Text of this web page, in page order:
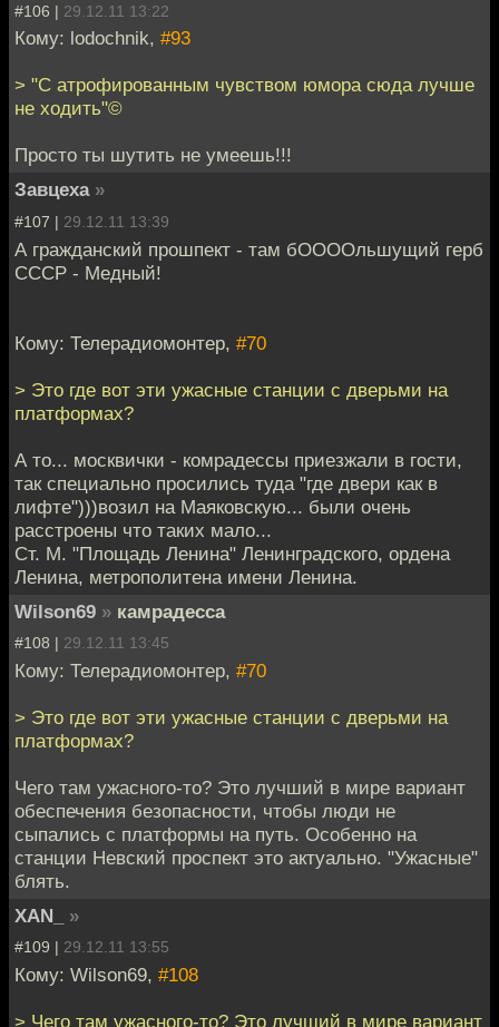
#106 | 29.12.11 13:22
Кому: lodochnik, #93
> "С атрофированным чувством юмора сюда лучше
не ходить"©
Просто ты шутить не умеешь!!!
Завцеха »
#107 | 29.12.11 13:39
А гражданский прошпект - там бООООльшущий герб
СССР - Медный!
Кому: Телерадиомонтер, #70
> Это где вот эти ужасные станции с дверьми на
платформах?
А то... москвички - комрадессы приезжали в гости,
так специально просились туда "где двери как в
лифте")))возил на Маяковскую... были очень
расстроены что таких мало...
Ст. М. "Площадь Ленина" Ленинградского, ордена
Ленина, метрополитена имени Ленина.
Wilson69 » камрадесса
#108 | 29.12.11 13:45
Кому: Телерадиомонтер, #70
> Это где вот эти ужасные станции с дверьми на
платформах?
Чего там ужасного-то? Это лучший в мире вариант
обеспечения безопасности, чтобы люди не
сыпались с платформы на путь. Особенно на
станции Невский проспект это актуально. "Ужасные"
блять.
XAN_
»
#109 | 29.12.11 13:55
Кому: Wilson69, #108
> Чего там ужасного-то? Это лучший в мире вариант